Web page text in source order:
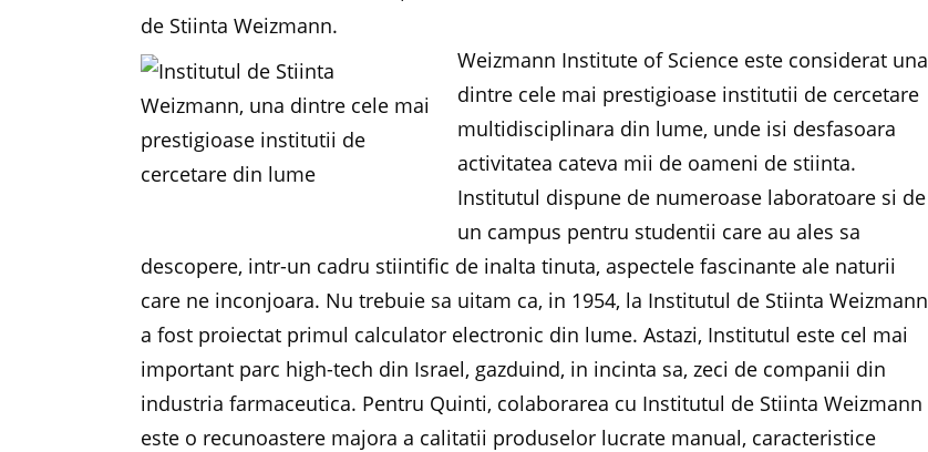
de Stiinta Weizmann.
Weizmann Institute of Science este considerat una
dintre cele mai prestigioase institutii de cercetare
multidisciplinara din lume, unde isi desfasoara
activitatea cateva mii de oameni de stiinta.
Institutul dispune de numeroase laboratoare si de
un campus pentru studentii care au ales sa
descopere, intr-un cadru stiintific de inalta tinuta, aspectele fascinante ale naturii
care ne inconjoara. Nu trebuie sa uitam ca, in 1954, la Institutul de Stiinta Weizmann
a fost proiectat primul calculator electronic din lume. Astazi, Institutul este cel mai
important parc high-tech din Israel, gazduind, in incinta sa, zeci de companii din
industria farmaceutica. Pentru Quinti, colaborarea cu Institutul de Stiinta Weizmann
este o recunoastere majora a calitatii produselor lucrate manual, caracteristice